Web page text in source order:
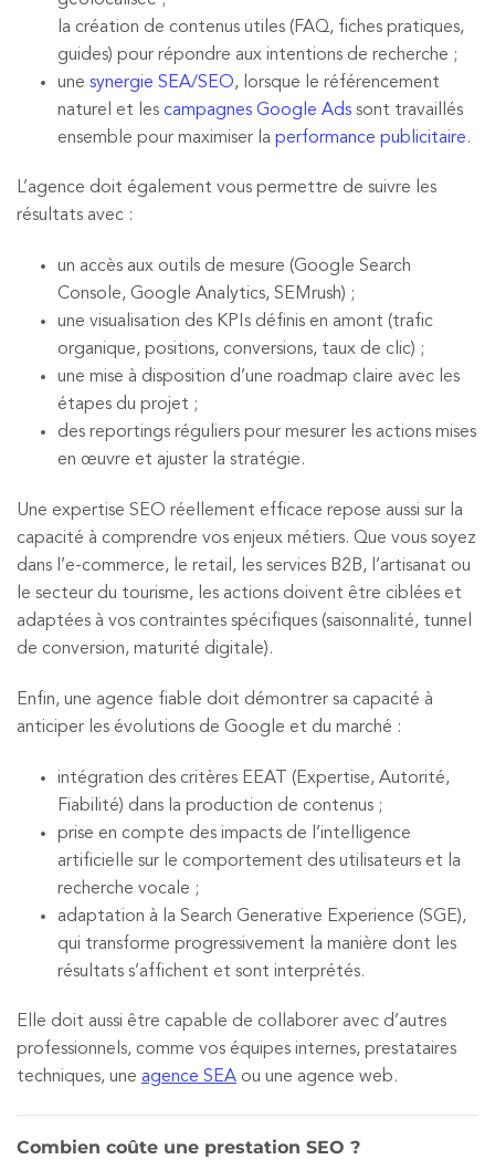
la création de contenus utiles (FAQ, fiches pratiques,
guides) pour répondre aux intentions de recherche ;
une synergie SEA/SEO, lorsque le référencement
naturel et les campagnes Google Adssont travaillés
ensemble pour maximiser la performance publicitaire.
L’agence doit également vous permettre de suivre les
résultats avec :
un accès aux outils de mesure (Google Search
Console, Google Analytics, SEMrush) ;
une visualisation des KPIs définis en amont (trafic
organique, positions, conversions, taux de clic) ;
une mise à disposition d’une roadmap claire avec les
étapes du projet ;
des reportings réguliers pour mesurer les actions mises
en œuvre et ajuster la stratégie.
Une expertise SEO réellement efficace repose aussi sur la
capacité à comprendre vos enjeux métiers. Que vous soyez
dans l’e-commerce, le retail, les services B2B, l’artisanat ou
le secteur du tourisme, les actions doivent être ciblées et
adaptées à vos contraintes spécifiques (saisonnalité, tunnel
de conversion, maturité digitale).
Enfin, une agence fiable doit démontrer sa capacité à
anticiper les évolutions de Google et du marché :
intégration des critères EEAT (Expertise, Autorité,
Fiabilité) dans la production de contenus ;
prise en compte des impacts de l’intelligence
artificielle sur le comportement des utilisateurs et la
recherche vocale ;
adaptation à la Search Generative Experience (SGE),
qui transforme progressivement la manière dont les
résultats s’affichent et sont interprétés.
Elle doit aussi être capable de collaborer avec d’autres
professionnels, comme vos équipes internes, prestataires
techniques, une agence SEA ou une agence web.
Combien coûte une prestation SEO ?